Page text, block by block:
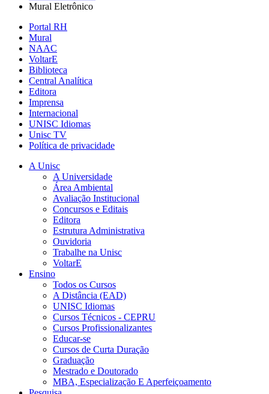
Mural Eletrônico
Portal RH
Mural
NAAC
VoltarE
Biblioteca
Central Analítica
Editora
Imprensa
Internacional
UNISC Idiomas
Unisc TV
Política de privacidade
A Unisc
A Universidade
Área Ambiental
Avaliação Institucional
Concursos e Editais
Editora
Estrutura Administrativa
Ouvidoria
Trabalhe na Unisc
VoltarE
Ensino
Todos os Cursos
A Distância (EAD)
UNISC Idiomas
Cursos Técnicos - CEPRU
Cursos Profissionalizantes
Educar-se
Cursos de Curta Duração
Graduação
Mestrado e Doutorado
MBA, Especialização E Aperfeiçoamento